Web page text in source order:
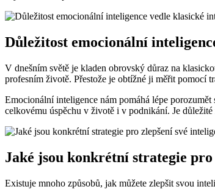
Důležitost emocionální
V dnešním světě je kladen obrovský důraz na
profesním životě. Přestože je obtížné ji měřit pomocí
Emocionální inteligence nám pomáhá lépe
celkovému úspěchu v životě i v podnikání. Je
Jaké jsou konkrétní strategie pro
Existuje mnoho způsobů, jak můžete zlepšit svou